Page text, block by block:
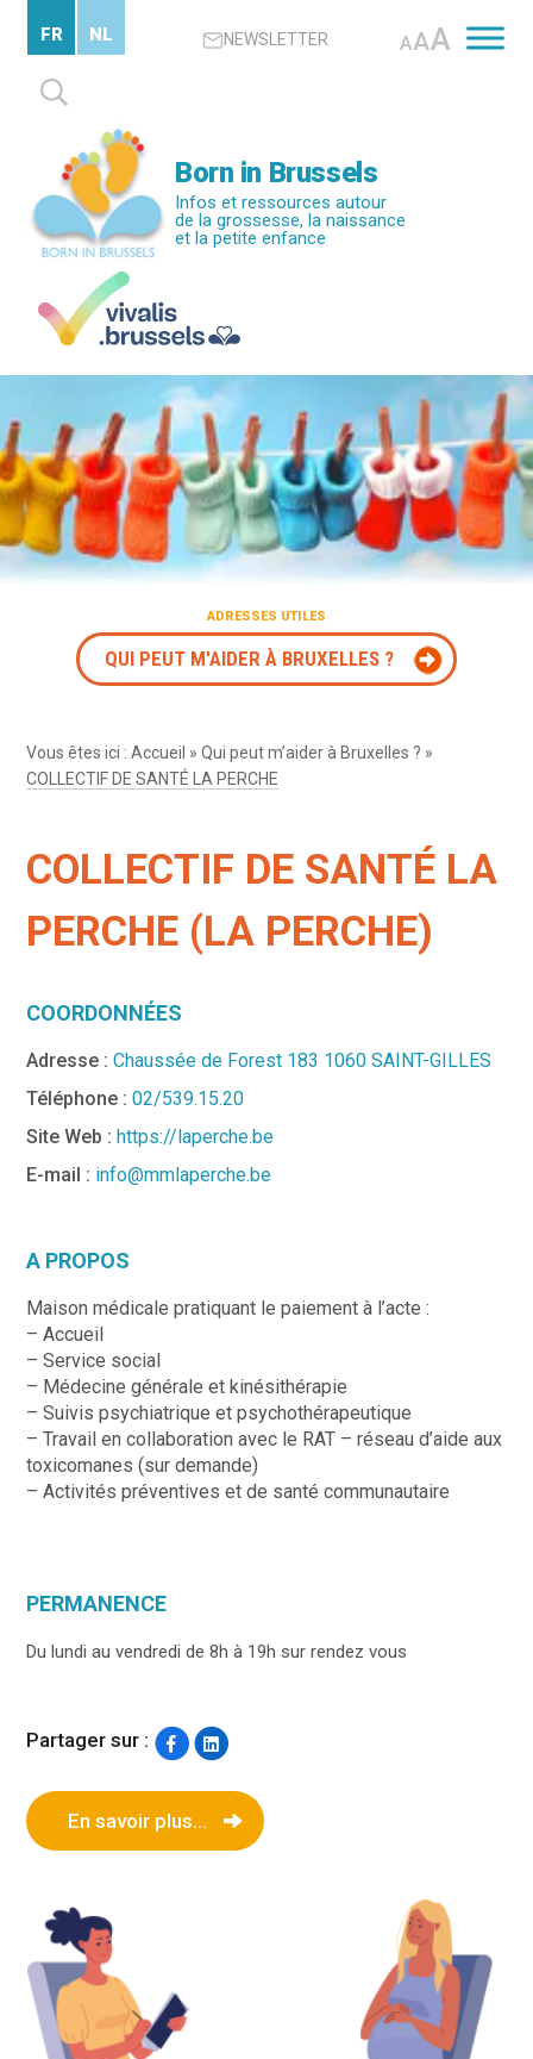
contenu
principal
NEWSLETTER AAA
Rechercher :
FR NL
Born in Brussels
Infos et ressources autour
de la grossesse, la naissance
et la petite enfance
ADRESSES UTILES
QUI PEUT M'AIDER À BRUXELLES ?
Vous êtes ici :Accueil »Qui peut m’aider à Bruxelles ? »
COLLECTIF DE SANTÉ LA PERCHE
COLLECTIF DE SANTÉ LA
PERCHE (LA PERCHE)
COORDONNÉES
Adresse : Chaussée de Forest 183 1060 SAINT-GILLES
Téléphone :02/539.15.20
Site Web : https://laperche.be
E-mail : info@mmlaperche.be
A PROPOS
Maison médicale pratiquant le paiement à l’acte :
– Accueil
– Service social
– Médecine générale et kinésithérapie
– Suivis psychiatrique et psychothérapeutique
– Travail en collaboration avec le RAT – réseau d’aide aux
toxicomanes (sur demande)
– Activités préventives et de santé communautaire
PERMANENCE
Du lundi au vendredi de 8h à 19h sur rendez vous
Partager sur :
En savoir plus...